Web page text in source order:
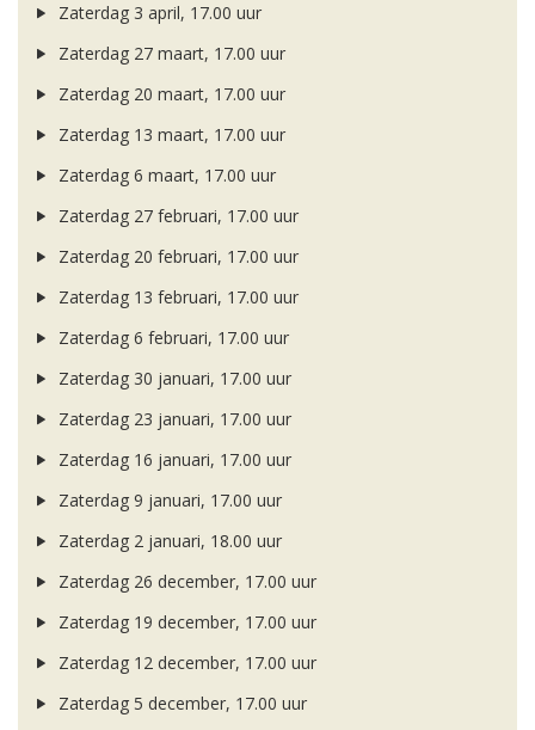
Zaterdag 3 april, 17.00 uur
Zaterdag 27 maart, 17.00 uur
Zaterdag 20 maart, 17.00 uur
Zaterdag 13 maart, 17.00 uur
Zaterdag 6 maart, 17.00 uur
Zaterdag 27 februari, 17.00 uur
Zaterdag 20 februari, 17.00 uur
Zaterdag 13 februari, 17.00 uur
Zaterdag 6 februari, 17.00 uur
Zaterdag 30 januari, 17.00 uur
Zaterdag 23 januari, 17.00 uur
Zaterdag 16 januari, 17.00 uur
Zaterdag 9 januari, 17.00 uur
Zaterdag 2 januari, 18.00 uur
Zaterdag 26 december, 17.00 uur
Zaterdag 19 december, 17.00 uur
Zaterdag 12 december, 17.00 uur
Zaterdag 5 december, 17.00 uur